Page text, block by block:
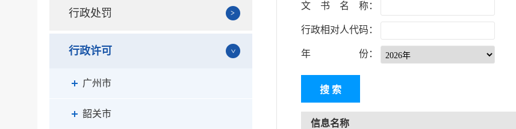
行政处罚
行政许可
广州市
韶关市
文 书 名 称：
行政相对人代码：
年 份：
信息名称